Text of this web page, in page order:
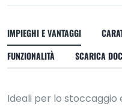
IMPIEGHI E VANTAGGI
FUNZIONALITÀ
SCARICA
Ideali per lo